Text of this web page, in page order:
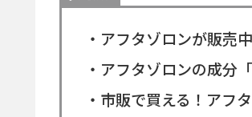
・アフタゾロンが販売
・アフタゾロンの成分
・市販で買える！アフ